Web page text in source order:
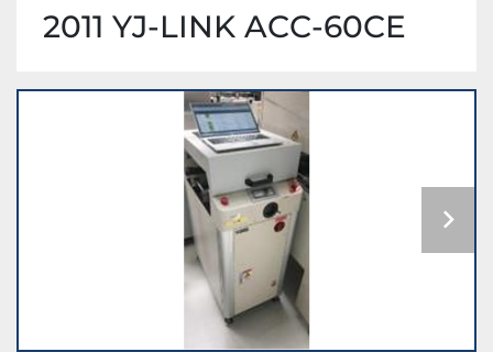
2011 YJ-LINK ACC-60CE